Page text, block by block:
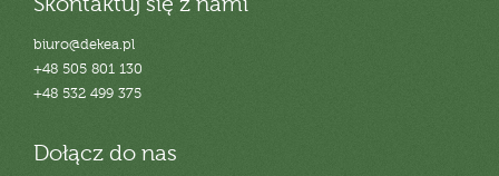
Skontaktuj się z nami
biuro@dekea.pl
+48 505 801 130
+48 532 499 375
Dołącz do nas